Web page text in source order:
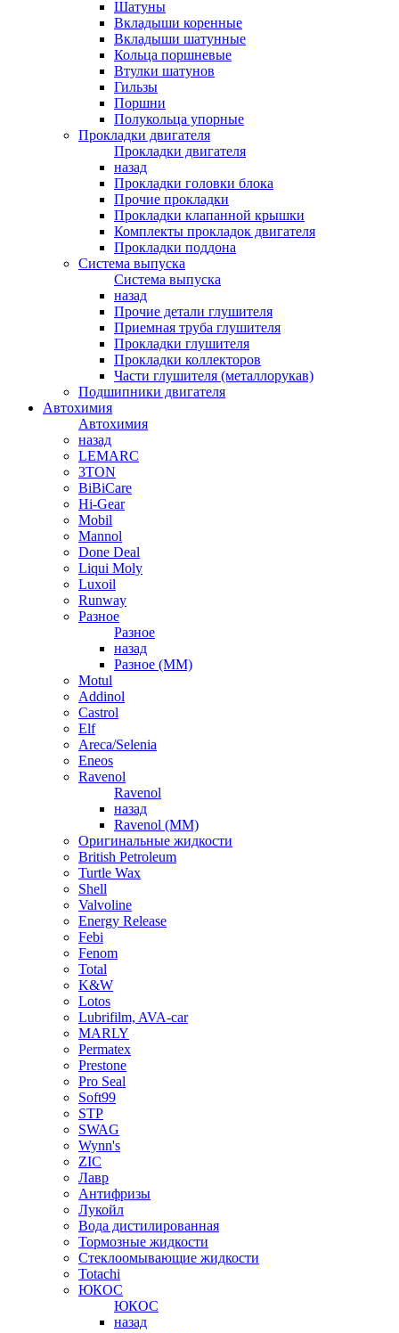
Шатуны
Вкладыши коренные
Вкладыши шатунные
Кольца поршневые
Втулки шатунов
Гильзы
Поршни
Полукольца упорные
Прокладки двигателя
Прокладки двигателя
назад
Прокладки головки блока
Прочие прокладки
Прокладки клапанной крышки
Комплекты прокладок двигателя
Прокладки поддона
Система выпуска
Система выпуска
назад
Прочие детали глушителя
Приемная труба глушителя
Прокладки глушителя
Прокладки коллекторов
Части глушителя (металлорукав)
Подшипники двигателя
Автохимия
Автохимия
назад
LEMARC
3TON
BiBiCare
Hi-Gear
Mobil
Mannol
Done Deal
Liqui Moly
Luxoil
Runway
Разное
Разное
назад
Разное (ММ)
Motul
Addinol
Castrol
Elf
Areca/Selenia
Eneos
Ravenol
Ravenol
назад
Ravenol (ММ)
Оригинальные жидкости
British Petroleum
Turtle Wax
Shell
Valvoline
Energy Release
Febi
Fenom
Total
K&W
Lotos
Lubrifilm, AVA-car
MARLY
Permatex
Prestone
Pro Seal
Soft99
STP
SWAG
Wynn's
ZIC
Лавр
Антифризы
Лукойл
Вода дистилированная
Тормозные жидкости
Стеклоомывающие жидкости
Totachi
ЮКОС
ЮКОС
назад